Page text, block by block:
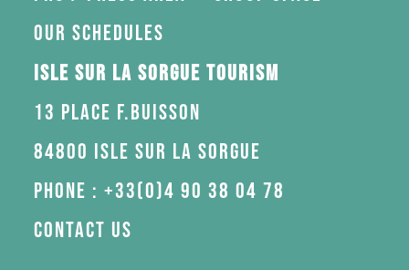
Our schedules
Isle sur la Sorgue Tourism
13 Place F.Buisson
84800 Isle sur la Sorgue
Phone : +33(0)4 90 38 04 78
Contact us